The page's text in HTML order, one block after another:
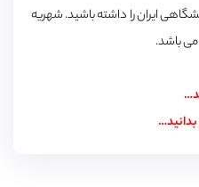
ایران را داشته باشید. شهریه